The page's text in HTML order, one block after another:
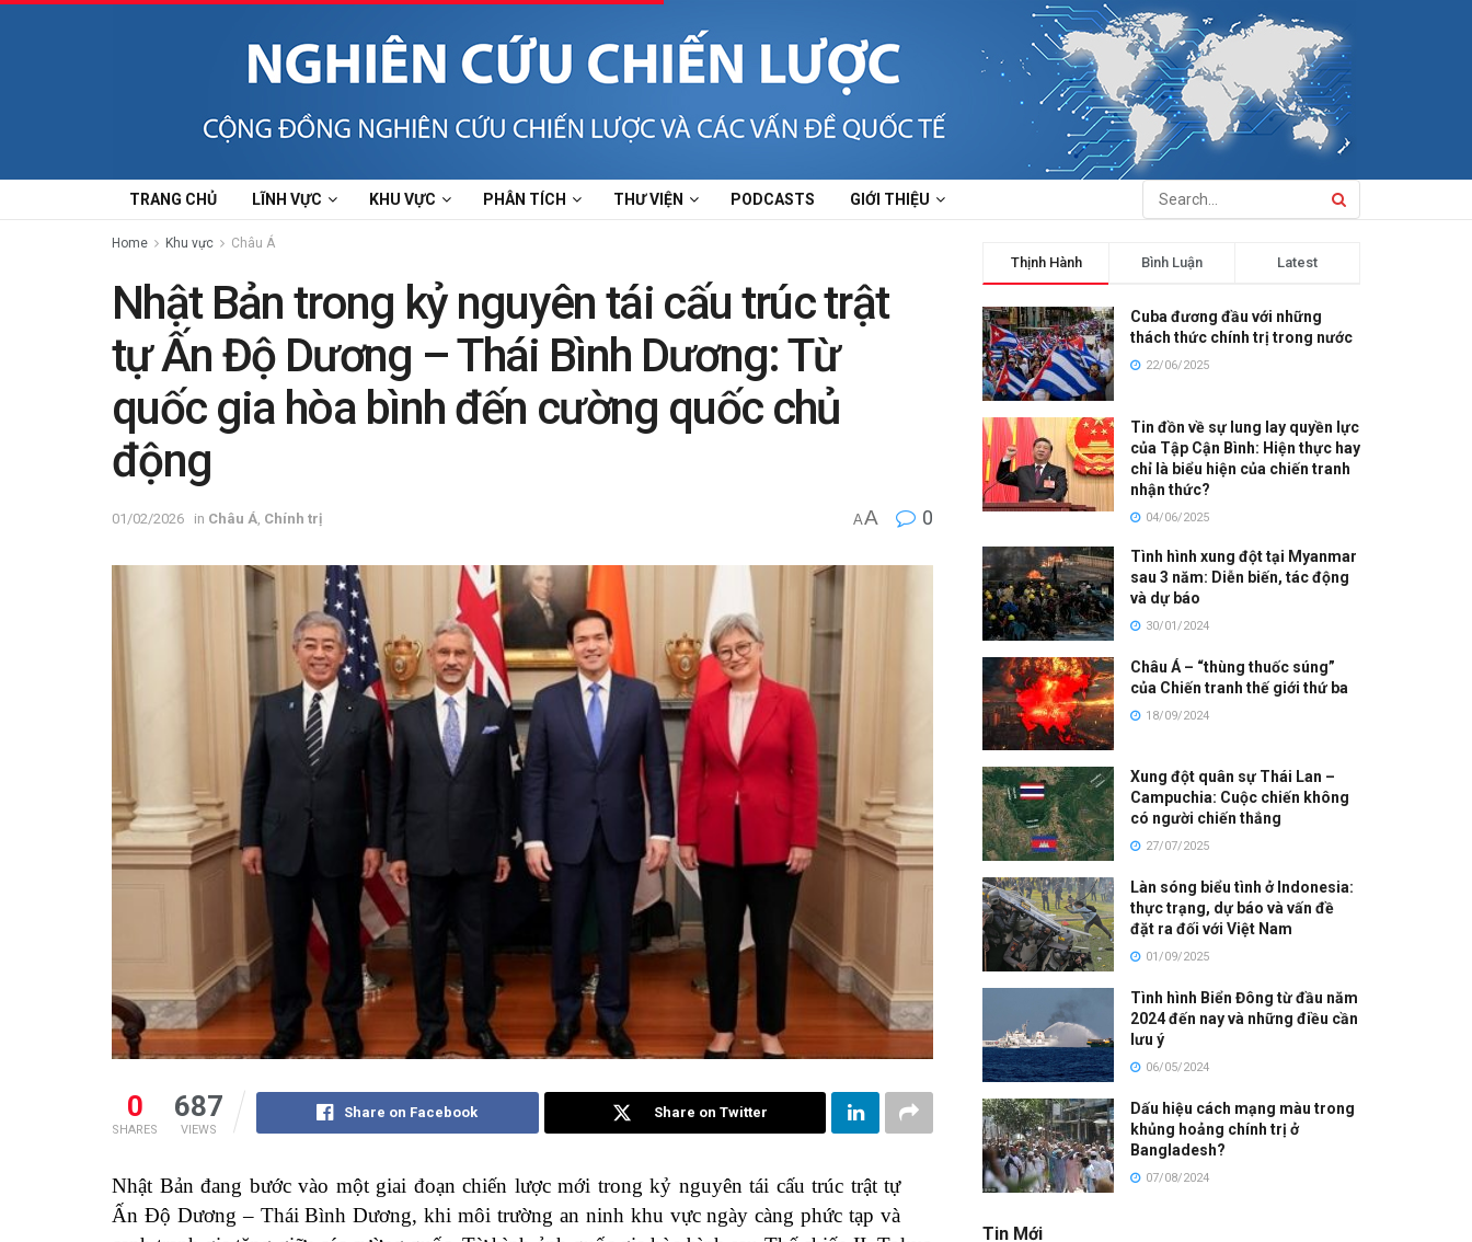
TRANG CHỦ LĨNH VỰC KHU VỰC PHÂN TÍCH THƯ VIỆN PODCASTS GIỚI THIỆU
Home Khu vực Châu Á
Nhật Bản trong kỷ nguyên tái cấu trúc trật
tự Ấn Độ Dương – Thái Bình Dương: Từ
quốc gia hòa bình đến cường quốc chủ
động
01/02/2026 in Châu Á Chính trị AA 0
0
SHARES
687
VIEWS
Share on Facebook Share on Twitter
Nhật Bản đang bước vào một giai đoạn chiến lược mới trong kỷ nguyên tái cấu trúc trật tự
Ấn Độ Dương – Thái Bình Dương, khi môi trường an ninh khu vực ngày càng phức tạp và
Thịnh Hành Bình Luận Latest
Cuba đương đầu với những
thách thức chính trị trong nước
22/06/2025
Tin đồn về sự lung lay quyền lực
của Tập Cận Bình: Hiện thực hay
chỉ là biểu hiện của chiến tranh
nhận thức?
04/06/2025
Tình hình xung đột tại Myanmar
sau 3 năm: Diễn biến, tác động
và dự báo
30/01/2024
Châu Á – “thùng thuốc súng”
của Chiến tranh thế giới thứ ba
18/09/2024
Xung đột quân sự Thái Lan –
Campuchia: Cuộc chiến không
có người chiến thắng
27/07/2025
Làn sóng biểu tình ở Indonesia:
thực trạng, dự báo và vấn đề
đặt ra đối với Việt Nam
01/09/2025
Tình hình Biển Đông từ đầu năm
2024 đến nay và những điều cần
lưu ý
06/05/2024
Dấu hiệu cách mạng màu trong
khủng hoảng chính trị ở
Bangladesh?
07/08/2024
Tin Mới